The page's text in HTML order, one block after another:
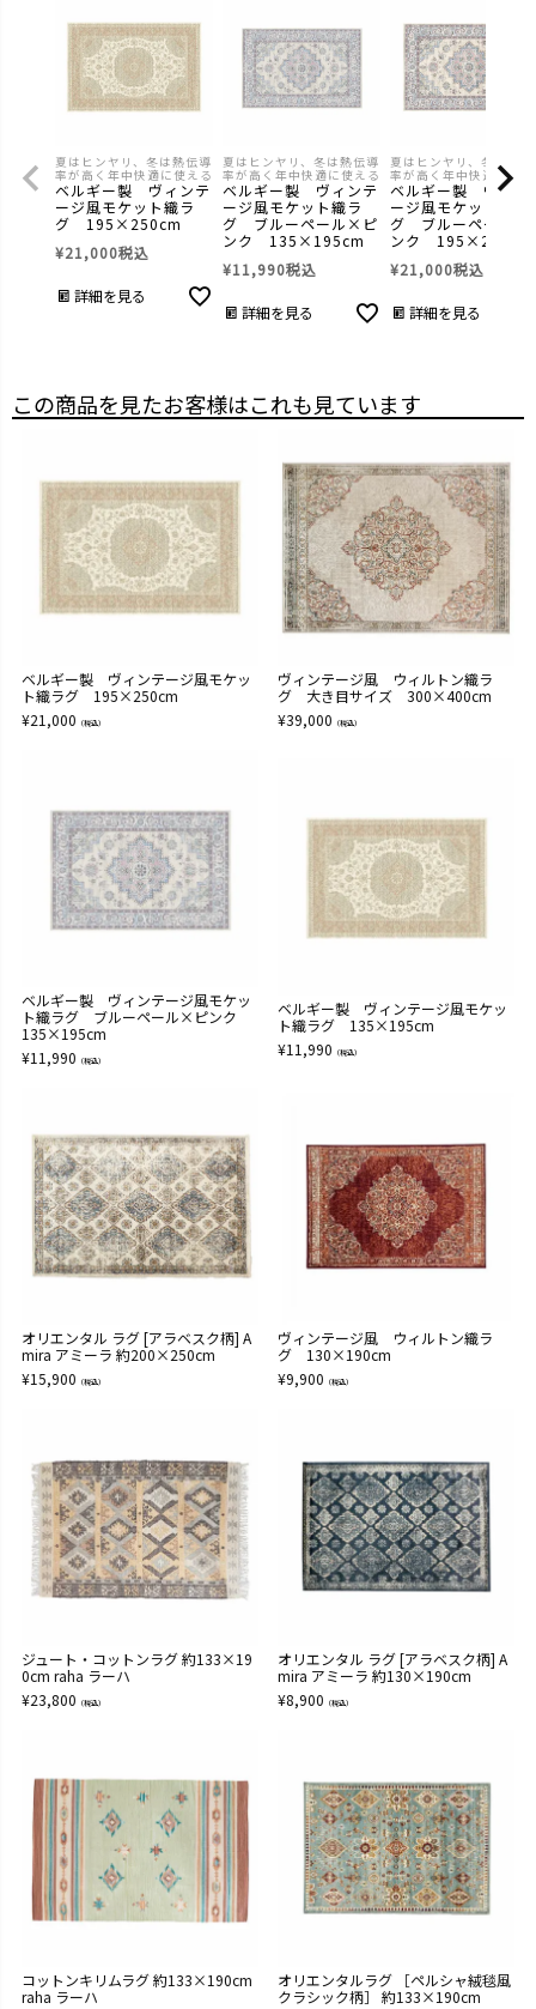
夏はヒンヤリ、冬は熱伝導
率が高く年中快適に使える
ベルギー製 ヴィンテ
ージ風モケット織ラ
グ 195×250cm
¥21,000税込
詳細を見る
夏はヒンヤリ、冬は熱伝導
率が高く年中快適に使える
ベルギー製 ヴィンテ
ージ風モケット織ラ
グ ブルーペール×ピ
ンク 135×195cm
¥11,990税込
詳細を見る
夏はヒンヤリ、冬は熱
率が高く年中快適に使
ベルギー製 ヴィン
ージ風モケット織ラ
グ ブルーペール×
ンク 195×250cm
¥21,000税込
詳細を見る
この商品を見たお客様はこれも見ています
ベルギー製 ヴィンテージ風モケッ
ト織ラグ 195×250cm
¥21,000 （税込）
ヴィンテージ風 ウィルトン織ラ
グ 大き目サイズ 300×400cm
¥39,000 （税込）
ベルギー製 ヴィンテージ風モケッ
ト織ラグ ブルーペール×ピンク
135×195cm
¥11,990 （税込）
ベルギー製 ヴィンテージ風モケッ
ト織ラグ 135×195cm
¥11,990 （税込）
オリエンタル ラグ [アラベスク柄] A
mira アミーラ 約200×250cm
¥15,900 （税込）
ヴィンテージ風 ウィルトン織ラ
グ 130×190cm
¥9,900 （税込）
ジュート・コットンラグ 約133×19
0cm raha ラーハ
¥23,800 （税込）
オリエンタル ラグ [アラベスク柄] A
mira アミーラ 約130×190cm
¥8,900 （税込）
コットンキリムラグ 約133×190cm
raha ラーハ
オリエンタルラグ ［ペルシャ絨毯風
クラシック柄］ 約133×190cm